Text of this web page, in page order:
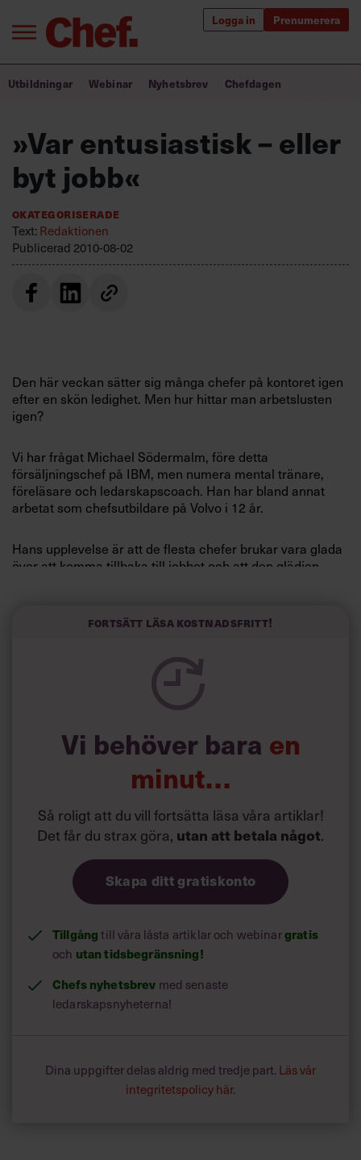
Logga in Prenumerera
Annonsera
Villkor och policy för
personuppgiftsbehandling
efter:
Bra ledare förändrar världen
Utbildning för ledare
Chefakademin+
Populära utbildningar
Utbildningar Webinar Nyhetsbrev Chefdagen
»Var entusiastisk – eller
byt jobb«
Okategoriserade
Text: Redaktionen
Publicerad 2010-08-02
Den här veckan sätter sig många chefer på kontoret igen
efter en skön ledighet. Men hur hittar man arbetslusten
igen?
Vi har frågat Michael Södermalm, före detta
försäljningschef på IBM, men numera mental tränare,
föreläsare och ledarskapscoach. Han har bland annat
arbetat som chefsutbildare på Volvo i 12 år.
Hans upplevelse är att de flesta chefer brukar vara glada
över att komma tillbaka till jobbet och att den glädjen
»Du behöver inte vara överdrivet positiv, men tänk på att
sänder ut framtidstro, sprider det sig till dina
Vad ska man göra om man inte känner arbetslust?
»Tyvärr finns det alldeles för många trötta chefer. Om du
inte känner entusiasm när du är helt utvilad ska du nog
inte vara chef. Då är det dags att byta jobb, antingen
Fortsätt läsa kostnadsfritt!
Vi behöver bara en
minut…
Så roligt att du vill fortsätta läsa våra artiklar!
Det får du strax göra, utan att betala något.
Skapa ditt gratiskonto
Tillgång till våra låsta artiklar och webinargratis
och utan tidsbegränsning!
Chefs nyhetsbrev med senaste
ledarskapsnyheterna!
Dina uppgifter delas aldrig med tredje part. Läs vår
integritetspolicy här.